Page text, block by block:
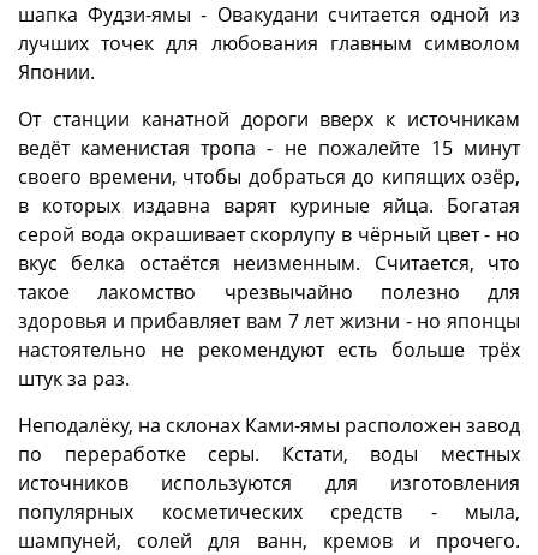
шапка Фудзи-ямы - Овакудани считается одной из
лучших точек для любования главным символом
Японии.
От станции канатной дороги вверх к источникам
ведёт каменистая тропа - не пожалейте 15 минут
своего времени, чтобы добраться до кипящих озёр,
в которых издавна варят куриные яйца. Богатая
серой вода окрашивает скорлупу в чёрный цвет - но
вкус белка остаётся неизменным. Считается, что
такое лакомство чрезвычайно полезно для
здоровья и прибавляет вам 7 лет жизни - но японцы
настоятельно не рекомендуют есть больше трёх
штук за раз.
Неподалёку, на склонах Ками-ямы расположен завод
по переработке серы. Кстати, воды местных
источников используются для изготовления
популярных косметических средств - мыла,
шампуней, солей для ванн, кремов и прочего.